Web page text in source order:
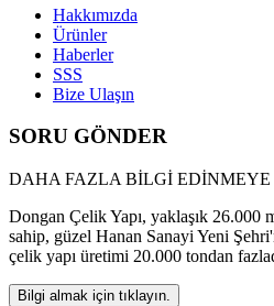
Hakkımızda
Ürünler
Haberler
SSS
Bize Ulaşın
SORU GÖNDER
DAHA FAZLA BİLGİ
Dongan Çelik Yapı, yaklaşık 26.000
sahip, güzel Hanan Sanayi Yeni
çelik yapı üretimi 20.000 tondan
Bilgi almak için tıklayın.